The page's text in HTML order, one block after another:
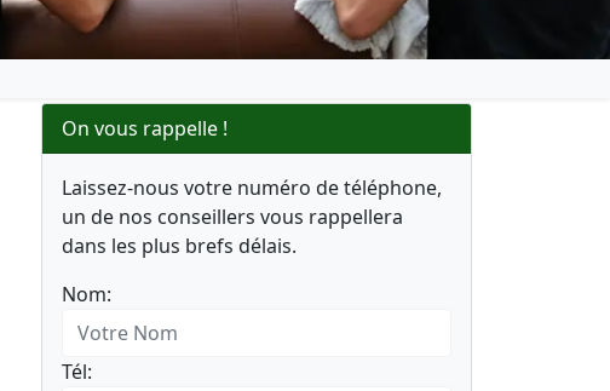
On vous rappelle !
Laissez-nous votre numéro de téléphone,
un de nos conseillers vous rappellera
dans les plus brefs délais.
Nom:
Tél: